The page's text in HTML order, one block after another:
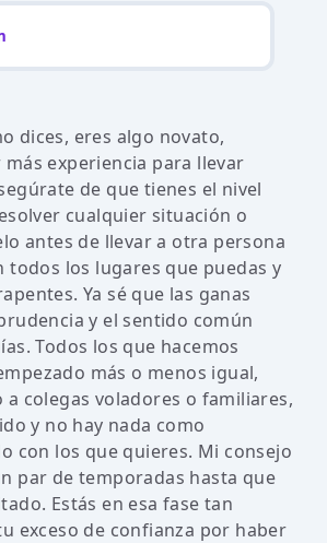
dices, eres algo novato,
experiencia para llevar
de que tienes el nivel
cualquier situación o
antes de llevar a otra persona
todos los lugares que puedas y
Ya sé que las ganas
y el sentido común
Todos los que hacemos
más o menos igual,
colegas voladores o familiares,
y no hay nada como
con los que quieres. Mi consejo
par de temporadas hasta que
Estás en esa fase tan
exceso de confianza por haber